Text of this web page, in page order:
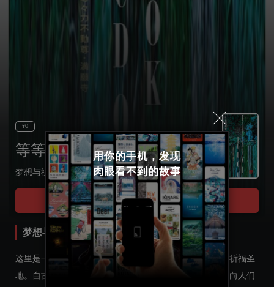
¥0
等等力不动尊 · 满愿寺
梦想与祈祷之间 等等力、走在满愿之路
Tour Start
用你的手机，发现
肉眼看不到的故事
梦想与祈祷之间 等等力、走在满愿之路
这里是一片被宁静与绿意环绕、让人难以想象身处东京的祈福圣
地。自古以来，瀑布轰鸣声不绝于耳，穿过溪谷的清风，向人们
Select language
日本語
English